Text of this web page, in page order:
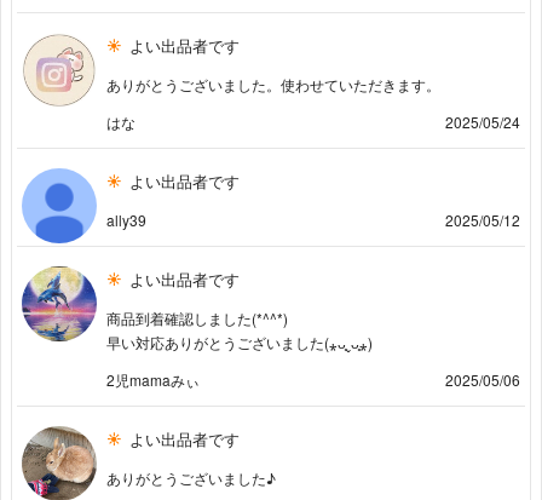
よい出品者です
ありがとうございました。使わせていただきます。
はな
2025/05/24
よい出品者です
ally39 2025/05/12
よい出品者です
商品到着確認しました(*^^*)
早い対応ありがとうございました(⁎ᴗ͈ˬᴗ͈⁎)
2児mamaみぃ
2025/05/06
よい出品者です
ありがとうございました♪